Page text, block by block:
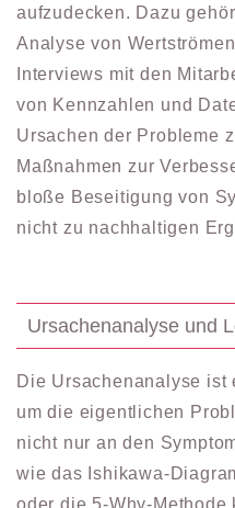
aufzudecken. Dazu
Analyse von
Interviews mit den
von Kennzahlen und
Ursachen der Probleme
Maßnahmen zur
bloße Beseitigung von
nicht zu nachhaltigen
Ursachenanalyse und
Die Ursachenanalyse ist
um die eigentlichen
nicht nur an den
wie das Ishikawa-